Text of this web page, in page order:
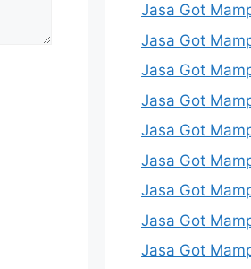
Jasa Got
Jasa Got
Jasa Got
Jasa Got
Jasa Got
Jasa Got
Jasa Got
Jasa Got
Jasa Got